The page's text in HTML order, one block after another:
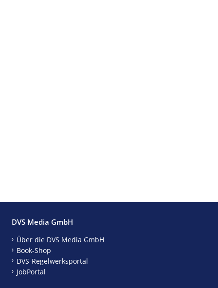
DVS Media GmbH
Über die DVS Media GmbH
Book-Shop
DVS-Regelwerksportal
JobPortal